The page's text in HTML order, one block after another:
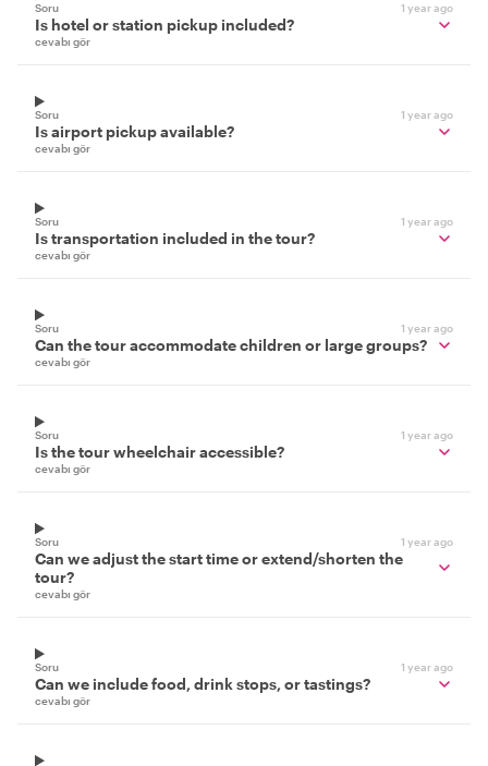
Soru 1 year ago
Is hotel or station pickup included?
cevabı gör
Soru 1 year ago
Is airport pickup available?
cevabı gör
Soru 1 year ago
Is transportation included in the tour?
cevabı gör
Soru 1 year ago
Can the tour accommodate children or large groups?
cevabı gör
Soru 1 year ago
Is the tour wheelchair accessible?
cevabı gör
Soru 1 year ago
Can we adjust the start time or extend/shorten the
tour?
cevabı gör
Soru 1 year ago
Can we include food, drink stops, or tastings?
cevabı gör